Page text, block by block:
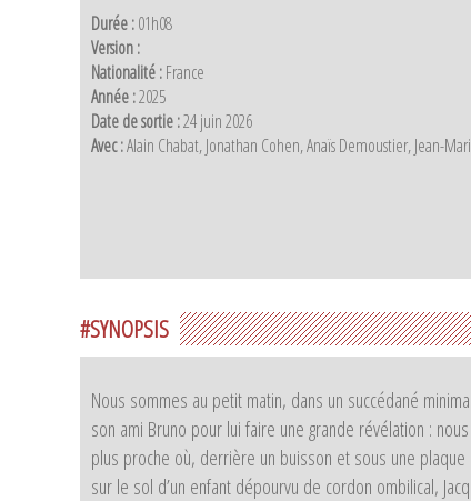
Durée :01h08
Version :
Nationalité :France
Année :2025
Date de sortie :24 juin 2026
Avec :Alain Chabat, Jonathan Cohen, Anaïs Demoustier, Jean-
#SYNOPSIS
Nous sommes au petit matin, dans un succédané
son ami Bruno pour lui faire une grande révélation :
plus proche où, derrière un buisson et sous une
sur le sol d’un enfant dépourvu de cordon ombilical,